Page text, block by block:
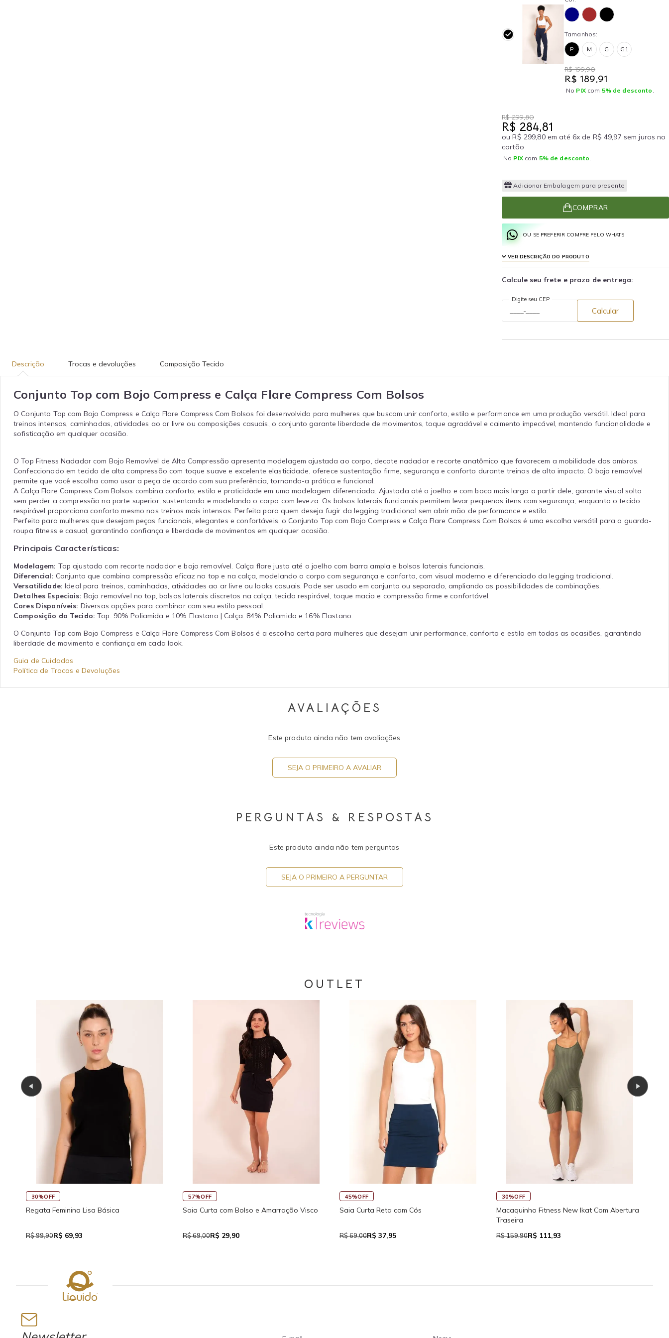
Tamanhos:
P
M G G1
R$ 199,90
R$ 189,91
No PIXcom 5% de desconto .
R$ 299,80
R$ 284,81
ou R$ 299,80 em até 6x de R$ 49,97 sem juros no
cartão
No PIXcom 5% de desconto .
Adicionar Embalagem para presente
COMPRAR
OU SE PREFERIR COMPRE PELO WHATS
VER DESCRIÇÃO DO PRODUTO
Calcule seu frete e prazo de entrega:
Digite seu CEP
Calcular
Descrição Trocas e devoluções Composição Tecido
Conjunto Top com Bojo Compress e Calça Flare Compress Com Bolsos
O Conjunto Top com Bojo Compress e Calça Flare Compress Com Bolsos foi desenvolvido para mulheres que buscam unir conforto, estilo e performance em uma produção versátil. Ideal para
treinos intensos, caminhadas, atividades ao ar livre ou composições casuais, o conjunto garante liberdade de movimentos, toque agradável e caimento impecável, mantendo funcionalidade e
sofisticação em qualquer ocasião.
O Top Fitness Nadador com Bojo Removível de Alta Compressão apresenta modelagem ajustada ao corpo, decote nadador e recorte anatômico que favorecem a mobilidade dos ombros.
Confeccionado em tecido de alta compressão com toque suave e excelente elasticidade, oferece sustentação firme, segurança e conforto durante treinos de alto impacto. O bojo removível
permite que você escolha como usar a peça de acordo com sua preferência, tornando-a prática e funcional.
A Calça Flare Compress Com Bolsos combina conforto, estilo e praticidade em uma modelagem diferenciada. Ajustada até o joelho e com boca mais larga a partir dele, garante visual solto
sem perder a compressão na parte superior, sustentando e modelando o corpo com leveza. Os bolsos laterais funcionais permitem levar pequenos itens com segurança, enquanto o tecido
respirável proporciona conforto mesmo nos treinos mais intensos. Perfeita para quem deseja fugir da legging tradicional sem abrir mão de performance e estilo.
Perfeito para mulheres que desejam peças funcionais, elegantes e confortáveis, o Conjunto Top com Bojo Compress e Calça Flare Compress Com Bolsos é uma escolha versátil para o guarda-
roupa fitness e casual, garantindo confiança e liberdade de movimentos em qualquer ocasião.
Principais Características:
Modelagem: Top ajustado com recorte nadador e bojo removível. Calça flare justa até o joelho com barra ampla e bolsos laterais funcionais.
Diferencial: Conjunto que combina compressão eficaz no top e na calça, modelando o corpo com segurança e conforto, com visual moderno e diferenciado da legging tradicional.
Versatilidade: Ideal para treinos, caminhadas, atividades ao ar livre ou looks casuais. Pode ser usado em conjunto ou separado, ampliando as possibilidades de combinações.
Detalhes Especiais: Bojo removível no top, bolsos laterais discretos na calça, tecido respirável, toque macio e compressão firme e confortável.
Cores Disponíveis: Diversas opções para combinar com seu estilo pessoal.
Composição do Tecido: Top: 90% Poliamida e 10% Elastano | Calça: 84% Poliamida e 16% Elastano.
O Conjunto Top com Bojo Compress e Calça Flare Compress Com Bolsos é a escolha certa para mulheres que desejam unir performance, conforto e estilo em todas as ocasiões, garantindo
liberdade de movimento e confiança em cada look.
Guia de Cuidados
Política de Trocas e Devoluções
AVALIAÇÕES
Este produto ainda não tem avaliações
SEJA O PRIMEIRO A AVALIAR
PERGUNTAS & RESPOSTAS
Este produto ainda não tem perguntas
SEJA O PRIMEIRO A PERGUNTAR
OUTLET
30%OFF
Regata Feminina Lisa Básica
R$ 99,90R$ 69,93
57%OFF
Saia Curta com Bolso e Amarração Visco
R$ 69,00R$ 29,90
45%OFF
Saia Curta Reta com Cós
R$ 69,00R$ 37,95
30%OFF
Macaquinho Fitness New Ikat Com Abertura
Traseira
R$ 159,90R$ 111,93